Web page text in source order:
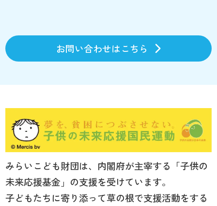
お問い合わせはこちら
みらいこども財団は、内閣府が主宰する「子供の
未来応援基金」の支援を受けています。
子どもたちに寄り添って草の根で支援活動をする